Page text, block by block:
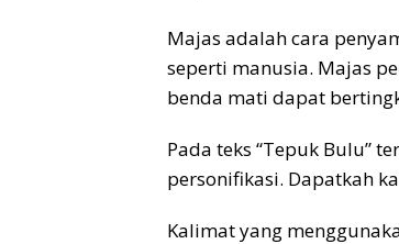
Majas adalah cara
seperti manusia. Majas
benda mati dapat
Pada teks “Tepuk Bulu”
personifikasi. Dapatkah
Kalimat yang